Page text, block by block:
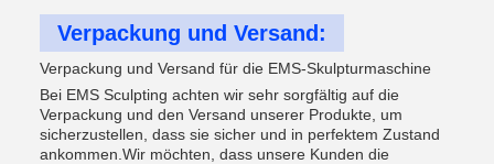
Verpackung und Versand:
Verpackung und Versand für die EMS-Skulpturmaschine
Bei EMS Sculpting achten wir sehr sorgfältig auf die
Verpackung und den Versand unserer Produkte, um
sicherzustellen, dass sie sicher und in perfektem Zustand
ankommen.Wir möchten, dass unsere Kunden die